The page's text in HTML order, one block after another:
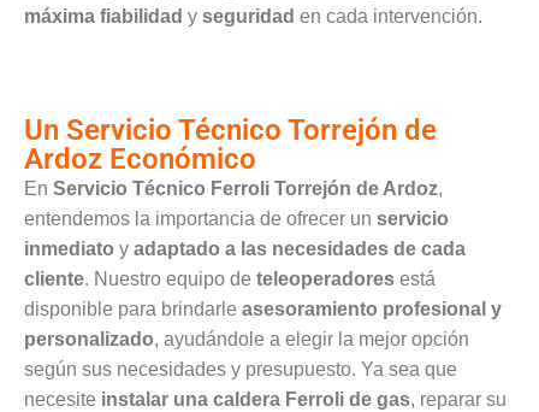
máxima fiabilidad y seguridad en cada intervención.
Un Servicio Técnico Torrejón de
Ardoz Económico
En Servicio Técnico Ferroli Torrejón de Ardoz,
entendemos la importancia de ofrecer un servicio
inmediato y adaptado a las necesidades de cada
cliente. Nuestro equipo de teleoperadores está
disponible para brindarle asesoramiento profesional y
personalizado, ayudándole a elegir la mejor opción
según sus necesidades y presupuesto. Ya sea que
necesite instalar una caldera Ferroli de gas, reparar su